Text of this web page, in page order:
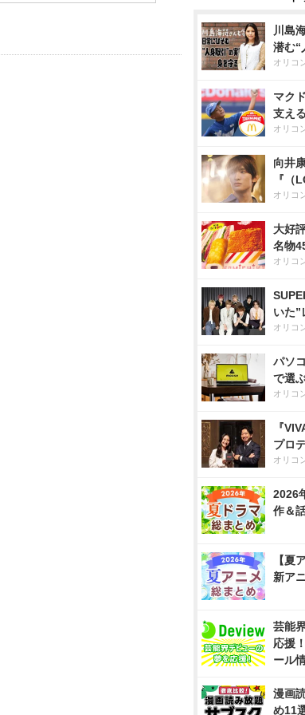
川島
潜む“
オリコ
マク
支え
オリコ
向井
『（
オリコ
大好
名物
オリコ
いた”
オリコ
パソ
で選
オリコ
『
プロ
オリコ
2026
作＆
【夏
新ア
芸能
応援
ール
漫画
め11